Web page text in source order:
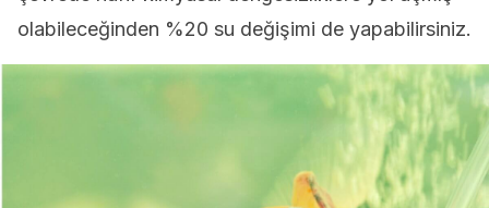
olabileceğinden %20 su değişimi de yapabilirsiniz.